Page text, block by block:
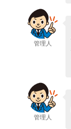
管理人
管理人